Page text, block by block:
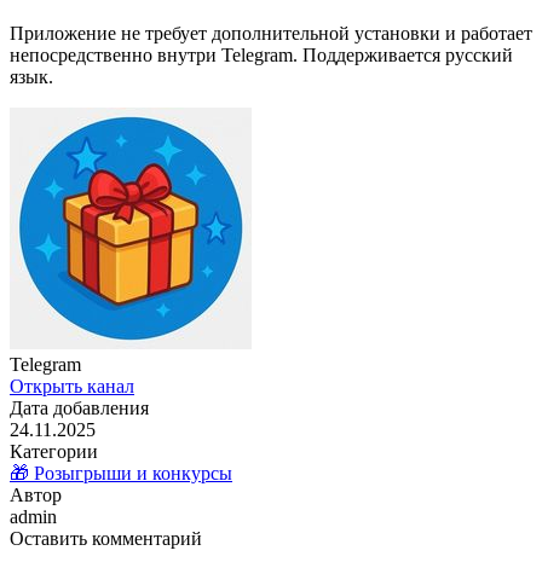
Приложение не требует дополнительной установки и работает
непосредственно внутри Telegram. Поддерживается русский
язык.
Telegram
Открыть канал
Дата добавления
24.11.2025
Категории
🎁 Розыгрыши и конкурсы
Автор
admin
Оставить комментарий